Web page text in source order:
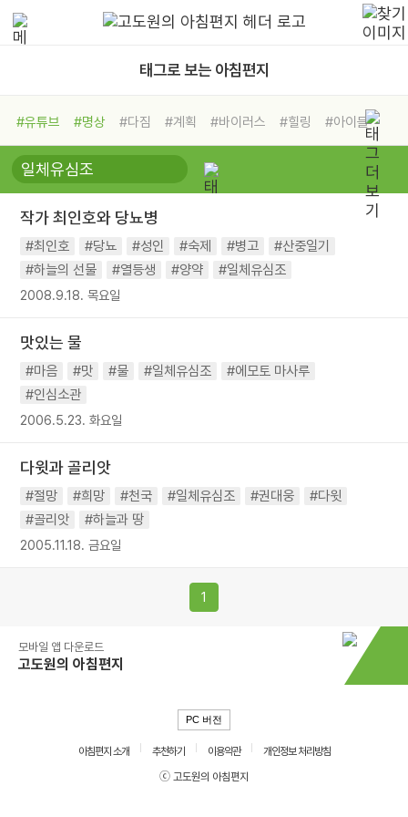
태그로 보는 아침편지
#유튜브 #명상 #다짐 #계획 #바이러스 #힐링
#아이들
#비전캠프
#독서캠프 #삶
#희망
#나눔 #친구 #링컨학교
#독서
#건강 #면역력
작가 최인호와 당뇨병
#최인호 #당뇨 #성인 #숙제 #병고
#산중일기
#하늘의 선물
#열등생 #양약 #일체유심조
2008.9.18. 목요일
맛있는 물
#마음 #맛 #물 #일체유심조
#에모토 마사루
#인심소관
2006.5.23. 화요일
다윗과 골리앗
#절망 #희망 #천국 #일체유심조 #권대웅
#다윗
#골리앗
#하늘과 땅
2005.11.18. 금요일
1
모바일 앱 다운로드
고도원의 아침편지
PC 버전
아침편지 소개 추천하기 이용약관
개인정보 처리방침
ⓒ 고도원의 아침편지